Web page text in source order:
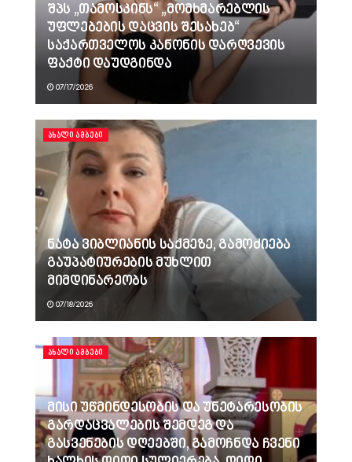
შპს „თამოსკინს“ „მომხმარებლის
უფლებების დაცვის შესახებ“
საქართველოს კანონის დარღვევის
ფაქტი დაუდგინდა
07/17/2026
ᲐᲮᲐᲚᲘ ᲐᲛᲑᲔᲑᲘ
ნატა ვიბლიანის საქმეზე, გამოძიება
გაუპატიურების მუხლით
მიმდინარეობს
07/18/2026
ᲐᲮᲐᲚᲘ ᲐᲛᲑᲔᲑᲘ
მისი უწმინდესობის და უნეტარესობის
გარდაცვალების შემდეგ და
გასვენების დღეებში, გამოჩნდა ჩვენი